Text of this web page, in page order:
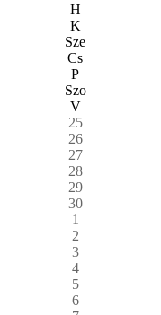
H
K
Sze
Cs
P
Szo
V
25
26
27
28
29
30
1
2
3
4
5
6